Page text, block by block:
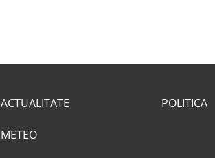
ACTUALITATE
METEO
POLITICA